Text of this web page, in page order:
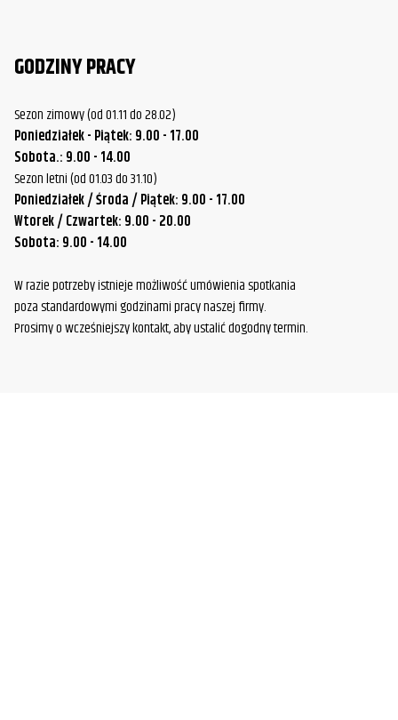
GODZINY PRACY
Sezon zimowy (od 01.11 do 28.02)
Poniedziałek - Piątek: 9.00 - 17.00
Sobota.: 9.00 - 14.00
Sezon letni (od 01.03 do 31.10)
Poniedziałek / Środa / Piątek: 9.00 - 17.00
Wtorek / Czwartek: 9.00 - 20.00
Sobota: 9.00 - 14.00
W razie potrzeby istnieje możliwość umówienia spotkania
poza standardowymi godzinami pracy naszej firmy.
Prosimy o wcześniejszy kontakt, aby ustalić dogodny termin.